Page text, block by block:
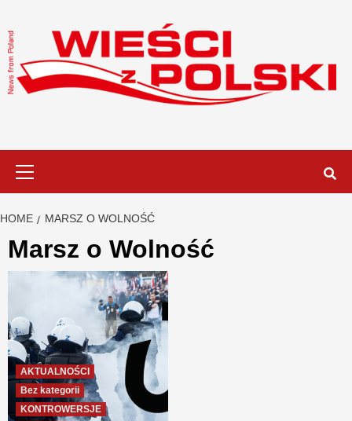
to
content
HOME MARSZ O WOLNOŚĆ
Marsz o Wolność
AKTUALNOŚCI
Bez kategorii
KONTROWERSJE